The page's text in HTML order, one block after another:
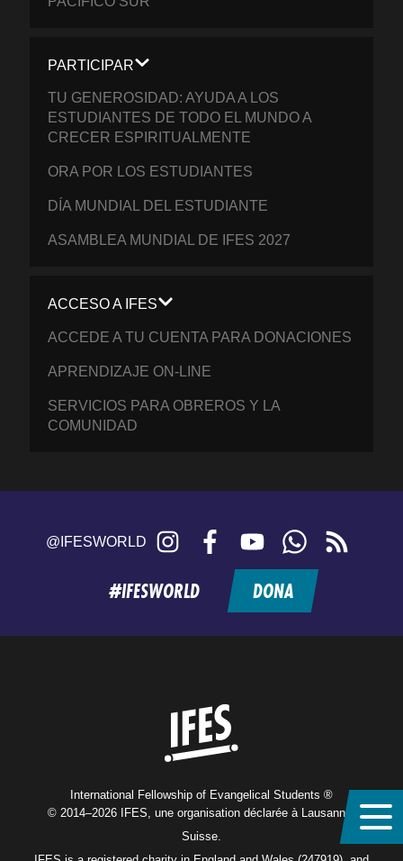
PARTICIPAR
TU GENEROSIDAD: AYUDA A LOS
ESTUDIANTES DE TODO EL MUNDO A
CRECER ESPIRITUALMENTE
ORA POR LOS ESTUDIANTES
DÍA MUNDIAL DEL ESTUDIANTE
ASAMBLEA MUNDIAL DE IFES 2027
ACCESO A IFES
ACCEDE A TU CUENTA PARA DONACIONES
APRENDIZAJE ON-LINE
SERVICIOS PARA OBREROS Y LA
COMUNIDAD
@IFESWORLD Instagram FacebookYouTubeWhatsApp
feed
#IFESWORLD DONA
International Fellowship of Evangelical Students ®
© 2014–2026 IFES, une organisation déclarée à Lausanne,
Suisse.